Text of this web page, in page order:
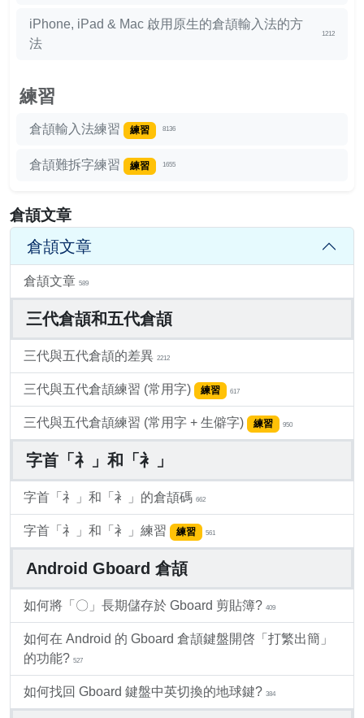
iPhone, iPad & Mac 啟用原生的倉頡輸入法的方
法
1212
練習
倉頡輸入法練習 練習 8136
倉頡難拆字練習 練習 1655
倉頡文章
倉頡文章
倉頡文章 589
三代倉頡和五代倉頡
三代與五代倉頡的差異 2212
三代與五代倉頡練習 (常用字) 練習 617
三代與五代倉頡練習 (常用字 + 生僻字) 練習 950
字首「礻」和「衤」
字首「礻」和「衤」的倉頡碼 662
字首「礻」和「衤」練習 練習 561
Android Gboard 倉頡
如何將「〇」長期儲存於 Gboard 剪貼簿? 409
如何在 Android 的 Gboard 倉頡鍵盤開啓「打繁出簡」
的功能? 527
如何找回 Gboard 鍵盤中英切換的地球鍵? 384